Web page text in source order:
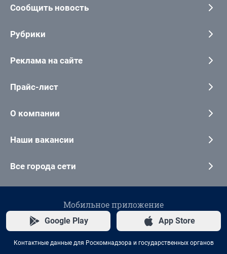
Сообщить новость
Рубрики
Реклама на сайте
Прайс-лист
О компании
Наши вакансии
Все города сети
Мобильное приложение
Google Play App Store
Контактные данные для Роскомнадзора и государственных органов